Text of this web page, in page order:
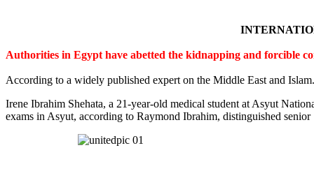
Authorities in Egypt have abetted the kidnapping and forcible
According to a widely published expert on the Middle East and Islam.
Irene Ibrahim Shehata, a 21-year-old medical student at Asyut
exams in Asyut, according to Raymond Ibrahim, distinguished